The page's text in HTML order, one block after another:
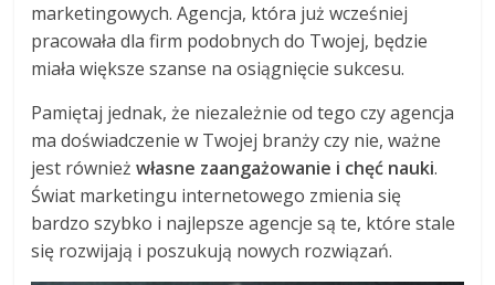
marketingowych. Agencja, która już wcześniej
pracowała dla firm podobnych do Twojej, będzie
miała większe szanse na osiągnięcie sukcesu.
Pamiętaj jednak, że niezależnie od tego czy agencja
ma doświadczenie w Twojej branży czy nie, ważne
jest równieżwłasne zaangażowanie i chęć nauki.
Świat marketingu internetowego zmienia się
bardzo szybko i najlepsze agencje są te, które stale
się rozwijają i poszukują nowych rozwiązań.